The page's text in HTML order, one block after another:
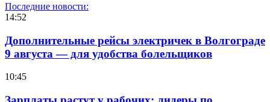
Последние новости:
14:52
Дополнительные рейсы электричек в Волгограде
9 августа — для удобства болельщиков
10:45